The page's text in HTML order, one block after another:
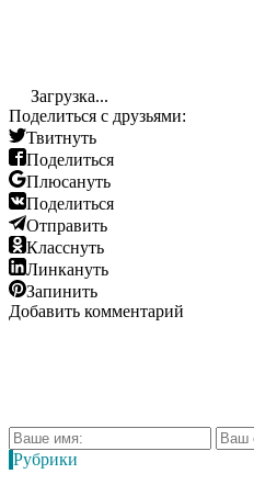
Загрузка...
Поделиться с друзьями:
Твитнуть
Поделиться
Плюсануть
Поделиться
Отправить
Класснуть
Линкануть
Запинить
Добавить комментарий
Рубрики